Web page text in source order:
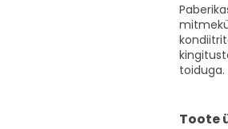
toiduga.
Toote